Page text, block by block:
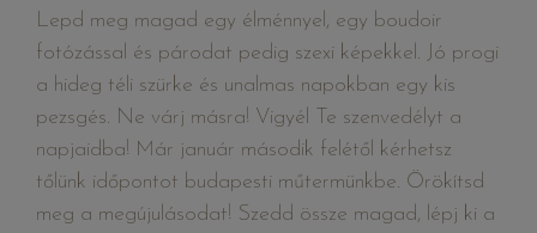
Lepd meg magad egy élménnyel, egy boudoir
fotózással és párodat pedig szexi képekkel. Jó progi
a hideg téli szürke és unalmas napokban egy kis
pezsgés. Ne várj másra! Vigyél Te szenvedélyt a
napjaidba! Már január második felétől kérhetsz
tőlünk időpontot budapesti műtermünkbe. Örökítsd
meg a megújulásodat! Szedd össze magad, lépj ki a